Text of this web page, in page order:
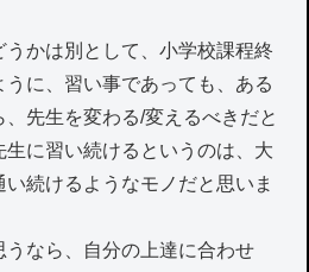
かは別として、小学校課程終
に、習い事であっても、ある
先生を変わる/変えるべきだと
に習い続けるというのは、大
続けるようなモノだと思いま
なら、自分の上達に合わせ